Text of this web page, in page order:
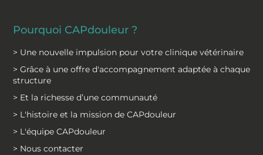
Pourquoi CAPdouleur ?
> Une nouvelle impulsion pour votre clinique vétérinaire
> Grâce à une offre d'accompagnement adaptée à chaque
structure
> Et la richesse d’une communauté
> L'histoire et la mission de CAPdouleur
> L'équipe CAPdouleur
> Nous contacter